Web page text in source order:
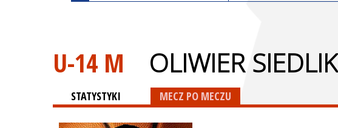
U-14 M OLIWIER SIEDLIK
STATYSTYKI MECZ PO MECZU